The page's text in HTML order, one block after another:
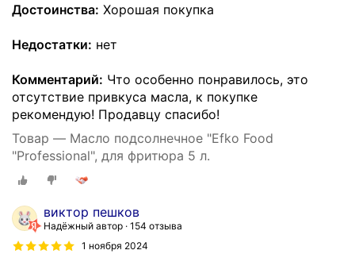
Достоинства: Хорошая покупка
Недостатки: нет
Комментарий: Что особенно понравилось, это
отсутствие привкуса масла, к покупке
рекомендую! Продавцу спасибо!
Товар — Масло подсолнечное "Efko Food
"Professional", для фритюра 5 л.
виктор пешков
Надёжный автор 154 отзыва
1 ноября 2024